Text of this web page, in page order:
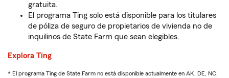
gratuita.
El programa Ting solo está disponible para los titulares
de póliza de seguro de propietarios de vivienda no de
inquilinos de State Farm que sean elegibles.
Explora Ting
* El programa Ting de State Farm no está disponible actualmente en AK, DE, NC,